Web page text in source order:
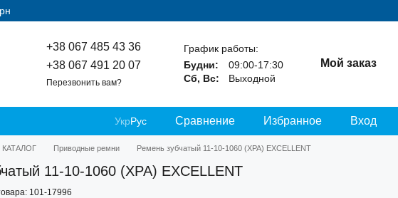
+38 067 485 43 36
+38 067 491 20 07
Перезвонить вам?
График работы:
Будни:
09:00-17:30
Сб, Вс:
Выходной
Мой заказ
УкрРус Сравнение Избранное Вход
КАТАЛОГ Приводные ремни Ремень зубчатый 11-10-1060 (XPA) EXCELLENT
11-10-1060 (XPA) EXCELLENT
101-17996